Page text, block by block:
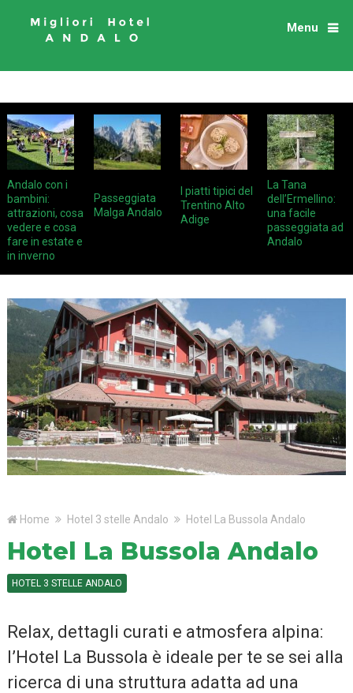
Menu
Andalo con i
bambini:
attrazioni, cosa
vedere e cosa
fare in estate e
in inverno
Passeggiata
Malga Andalo
I piatti tipici del
Trentino Alto
Adige
La Tana
dell’Ermellino:
una facile
passeggiata ad
Andalo
Home Hotel 3 stelle Andalo Hotel La Bussola Andalo
Hotel La Bussola Andalo
HOTEL 3 STELLE ANDALO
Relax, dettagli curati e atmosfera alpina:
l’Hotel La Bussola è ideale per te se sei alla
ricerca di una struttura adatta ad una